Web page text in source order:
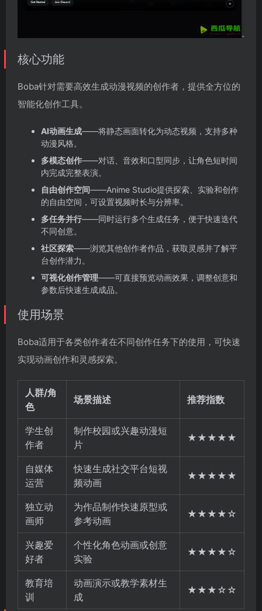
核心功能
Boba针对需要高效生成动漫视频的创作者，提供全方位的
智能化创作工具。
AI动画生成——将静态画面转化为动态视频，支持多种
动漫风格。
多模态创作——对话、音效和口型同步，让角色短时间
内完成完整表演。
自由创作空间——Anime Studio提供探索、实验和创作
的自由空间，可设置视频时长与分辨率。
多任务并行——同时运行多个生成任务，便于快速迭代
不同创意。
社区探索——浏览其他创作者作品，获取灵感并了解平
台创作潜力。
可视化创作管理——可直接预览动画效果，调整创意和
参数后快速生成成品。
使用场景
Boba适用于各类创作者在不同创作任务下的使用，可快速
实现动画创作和灵感探索。
人群/角
色
场景描述 推荐指数
学生创
作者
制作校园或兴趣动漫短
片
★★★★★
自媒体
运营
快速生成社交平台短视
频动画
★★★★★
独立动
画师
为作品制作快速原型或
参考动画
★★★★☆
兴趣爱
好者
个性化角色动画或创意
实验
★★★★☆
教育培
训
动画演示或教学素材生
成
★★★☆☆